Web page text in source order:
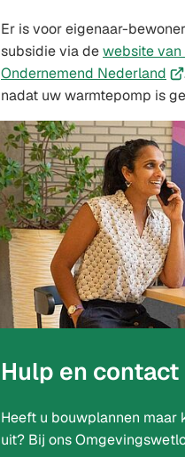
Er is voor eigenaar-
subsidie via dewebsite
Ondernemend Nederland
nadat uw warmtepomp is
Hulp en contact
Heeft u bouwplannen maar
uit? Bij ons